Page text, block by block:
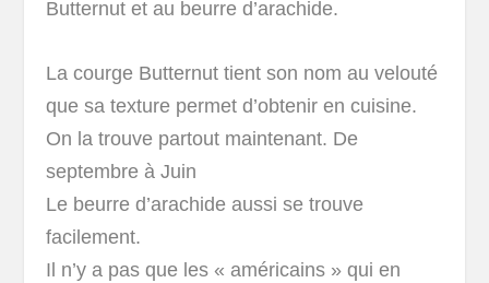
Butternut et au beurre d’arachide.
La courge Butternut tient son nom au velouté
que sa texture permet d’obtenir en cuisine.
On la trouve partout maintenant. De
septembre à Juin
Le beurre d’arachide aussi se trouve
facilement.
Il n’y a pas que les « américains » qui en